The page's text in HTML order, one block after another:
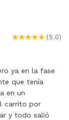
(5.0)
ya en la fase
que tenía
en un
carrito por
y todo salió